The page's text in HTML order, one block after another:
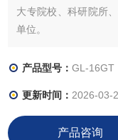
大专院校、科研院所
单位。
产品型号：GL-16GT
更新时间： 2026-03-
产品咨询